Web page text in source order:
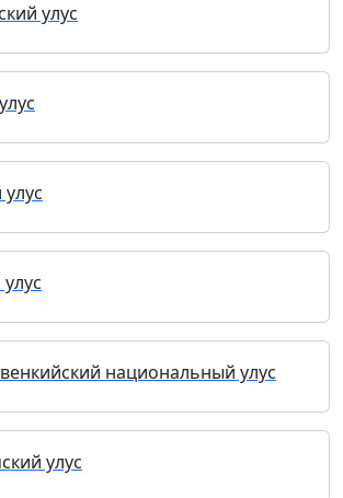
улус
национальный улус
улус